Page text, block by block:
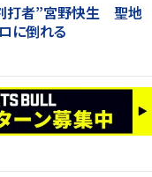
割打者”宮野快生 聖地
に倒れる